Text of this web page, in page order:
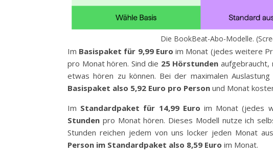
Die BookBeat-Abo-Modelle.
Im Basispaket für 9,99 Euro im Monat (jedes weitere
pro Monat hören. Sind die 25 Hörstunden aufgebraucht,
etwas hören zu können. Bei der maximalen
Basispaket also 5,92 Euro pro Person und Monat
Im Standardpaket für 14,99 Euro im Monat (jedes
Stunden pro Monat hören. Dieses Modell nutze ich
Stunden reichen jedem von uns locker jeden Monat
Person im Standardpaket also 8,59 Euro im Monat.